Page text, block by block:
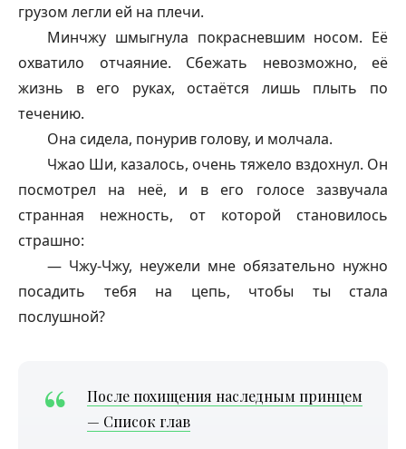
грузом легли ей на плечи.
Минчжу шмыгнула покрасневшим носом. Её
охватило отчаяние. Сбежать невозможно, её
жизнь в его руках, остаётся лишь плыть по
течению.
Она сидела, понурив голову, и молчала.
Чжао Ши, казалось, очень тяжело вздохнул. Он
посмотрел на неё, и в его голосе зазвучала
странная нежность, от которой становилось
страшно:
— Чжу-Чжу, неужели мне обязательно нужно
посадить тебя на цепь, чтобы ты стала
послушной?
После похищения наследным принцем
— Список глав